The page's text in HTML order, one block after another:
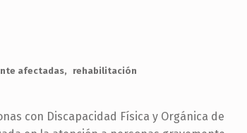
afectadas rehabilitación
con Discapacidad Física y Orgánica de